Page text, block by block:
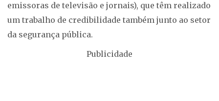
emissoras de televisão e jornais), que têm realizado
um trabalho de credibilidade também junto ao setor
da segurança pública.
Publicidade